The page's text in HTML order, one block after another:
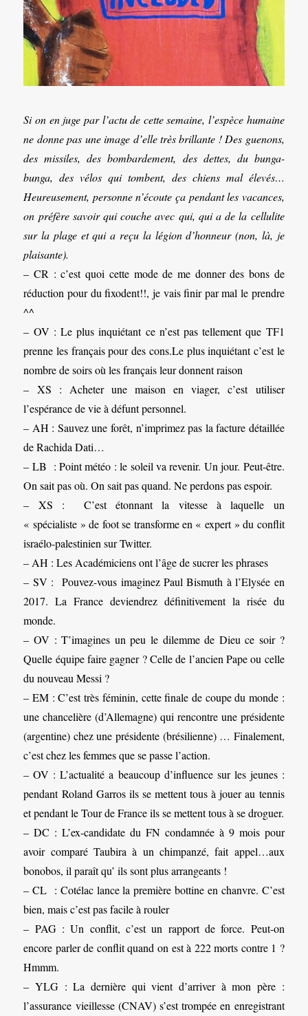
Si on en juge par l’actu de cette semaine, l’espèce humaine
ne donne pas une image d’elle très brillante ! Des guenons,
des missiles, des bombardement, des dettes, du bunga-
bunga, des vélos qui tombent, des chiens mal élevés…
Heureusement, personne n’écoute ça pendant les vacances,
on préfère savoir qui couche avec qui, qui a de la cellulite
sur la plage et qui a reçu la légion d’honneur (non, là, je
plaisante).
– CR : c’est quoi cette mode de me donner des bons de
réduction pour du fixodent!!, je vais finir par mal le prendre
^^
– OV : Le plus inquiétant ce n’est pas tellement que TF1
prenne les français pour des cons.Le plus inquiétant c’est le
nombre de soirs où les français leur donnent raison
– XS : Acheter une maison en viager, c’est utiliser
l’espérance de vie à défunt personnel.
– AH : Sauvez une forêt, n’imprimez pas la facture détaillée
de Rachida Dati…
– LB : Point météo : le soleil va revenir. Un jour. Peut-être.
On sait pas où. On sait pas quand. Ne perdons pas espoir.
– XS : C’est étonnant la vitesse à laquelle un
« spécialiste » de foot se transforme en « expert » du conflit
israélo-palestinien sur Twitter.
– AH : Les Académiciens ont l’âge de sucrer les phrases
– SV : Pouvez-vous imaginez Paul Bismuth à l’Elysée en
2017. La France deviendrez définitivement la risée du
monde.
– OV : T’imagines un peu le dilemme de Dieu ce soir ?
Quelle équipe faire gagner ? Celle de l’ancien Pape ou celle
du nouveau Messi ?
– EM : C’est très féminin, cette finale de coupe du monde :
une chancelière (d’Allemagne) qui rencontre une présidente
(argentine) chez une présidente (brésilienne) … Finalement,
c’est chez les femmes que se passe l’action.
– OV : L’actualité a beaucoup d’influence sur les jeunes :
pendant Roland Garros ils se mettent tous à jouer au tennis
et pendant le Tour de France ils se mettent tous à se droguer.
– DC : L’ex-candidate du FN condamnée à 9 mois pour
avoir comparé Taubira à un chimpanzé, fait appel…aux
bonobos, il paraît qu’ ils sont plus arrangeants !
– CL : Cotélac lance la première bottine en chanvre. C’est
bien, mais c’est pas facile à rouler
– PAG : Un conflit, c’est un rapport de force. Peut-on
encore parler de conflit quand on est à 222 morts contre 1 ?
Hmmm.
– YLG : La dernière qui vient d’arriver à mon père :
l’assurance vieillesse (CNAV) s’est trompée en enregistrant